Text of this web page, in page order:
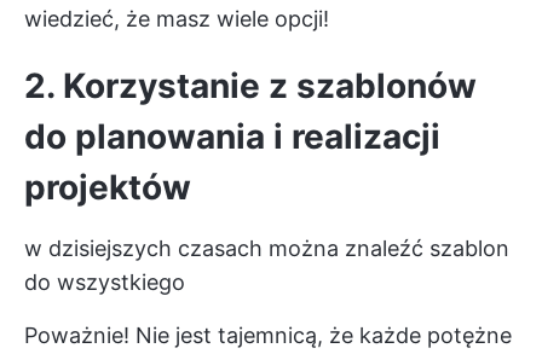
wiedzieć, że masz wiele opcji!
2. Korzystanie z szablonów
do planowania i realizacji
projektów
w dzisiejszych czasach można znaleźć szablon
do wszystkiego
Poważnie! Nie jest tajemnicą, że każde potężne